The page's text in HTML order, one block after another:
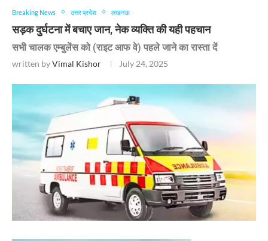
Breaking News उत्तर प्रदेश लखनऊ
सड़क दुर्घटना में बचाए जान, नेक व्यक्ति की यही पहचान
सभी चालक एम्बुलेंस को (राइट आफ वे) पहले जाने का रास्ता दें
written byVimal Kishor July 24, 2025